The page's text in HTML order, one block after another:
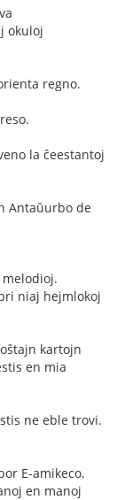
okuloj
regno.
la ĉeestantoj
Antaŭurbo de
niaj hejmlokoj
kartojn
en mia
ne eble trovi.
E-amikeco.
en manoj